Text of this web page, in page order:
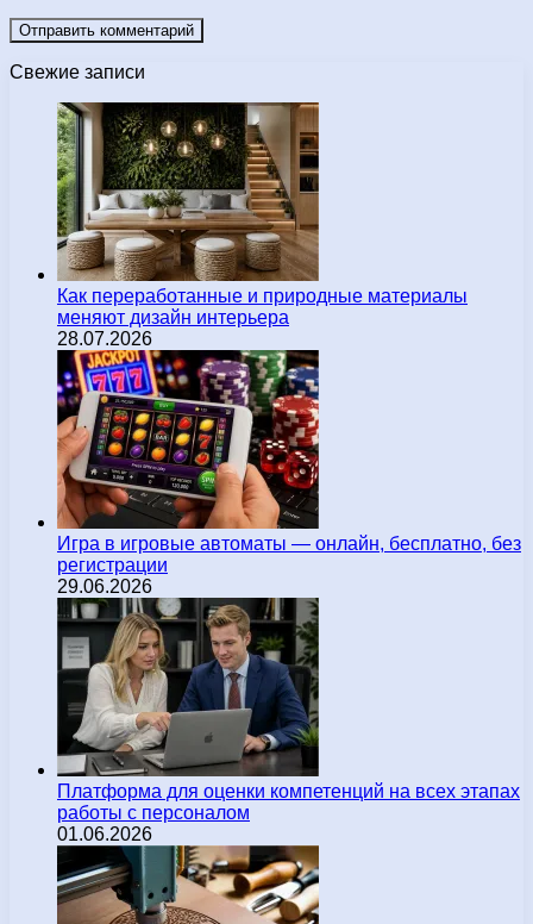
Свежие записи
Как переработанные и природные материалы
меняют дизайн интерьера
28.07.2026
Игра в игровые автоматы — онлайн, бесплатно, без
регистрации
29.06.2026
Платформа для оценки компетенций на всех этапах
работы с персоналом
01.06.2026